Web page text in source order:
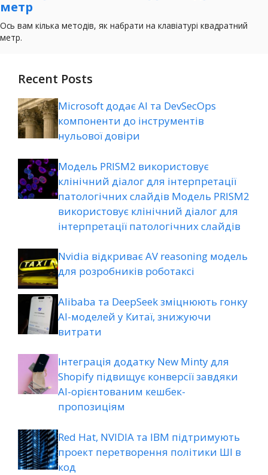
Recent Posts
Microsoft додає AI та DevSecOps
компоненти до інструментів
нульової довіри
Модель PRISM2 використовує
клінічний діалог для інтерпретації
патологічних слайдів Модель PRISM2
використовує клінічний діалог для
інтерпретації патологічних слайдів
Nvidia відкриває AV reasoning модель
для розробників роботаксі
Alibaba та DeepSeek зміцнюють гонку
AI-моделей у Китаї, знижуючи
витрати
Інтеграція додатку New Minty для
Shopify підвищує конверсії завдяки
AI-орієнтованим кешбек-
пропозиціям
Red Hat, NVIDIA та IBM підтримують
проект перетворення політики ШІ в
код